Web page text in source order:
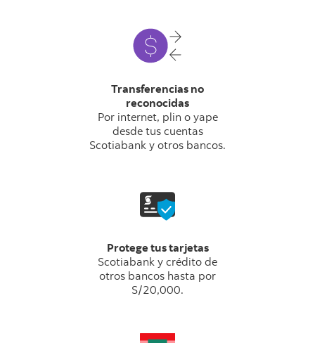
Transferencias no
reconocidas
Por internet, plin o yape
desde tus cuentas
Scotiabank y otros bancos.
Protege tus tarjetas
Scotiabank y crédito de
otros bancos hasta por
S/20,000.